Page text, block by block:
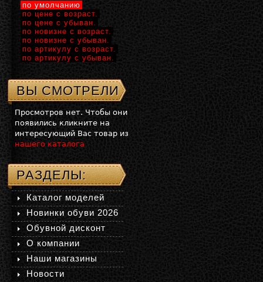
по умолчанию
по цене с возраст.
по цене с убыван.
по новизне с возраст.
по новизне с убыван.
по артикулу с возраст.
по артикулу с убыван.
ВЫ СМОТРЕЛИ
Просмотров нет. Чтобы они
появились кликните на
интересующий Вас товар из
нашего каталога
РАЗДЕЛЫ:
Каталог моделей
Новинки обуви 2026
Обувной дисконт
О компании
Наши магазины
Новости